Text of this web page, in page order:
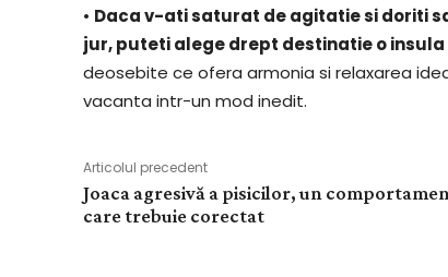
• Daca v-ati saturat de agitatie si doriti
jur, puteti alege drept destinatie o insula
deosebite ce ofera armonia si relaxarea
vacanta intr-un mod inedit.
Articolul precedent
Joaca agresivă a pisicilor, un
care trebuie corectat